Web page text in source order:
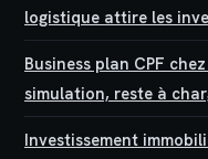
logistique attire les
Business plan CPF
simulation, reste à
Investissement